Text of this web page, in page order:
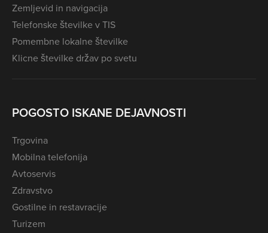
Zemljevid in navigacija
Telefonske številke v TIS
Pomembne lokalne številke
Klicne številke držav po svetu
POGOSTO ISKANE DEJAVNOSTI
Trgovina
Mobilna telefonija
Avtoservis
Zdravstvo
Gostilne in restavracije
Turizem